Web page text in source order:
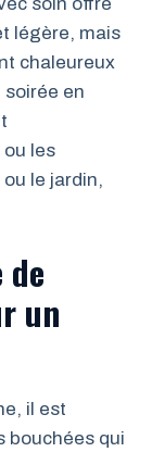
légère, mais
chaleureux
en
les
le jardin,
un
il est
bouchées qui